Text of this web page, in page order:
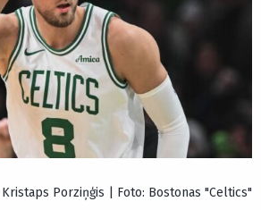
Kristaps Porziņģis | Foto: Bostonas "Celtics"